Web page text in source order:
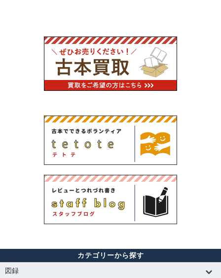
カテゴリーから探す
図録